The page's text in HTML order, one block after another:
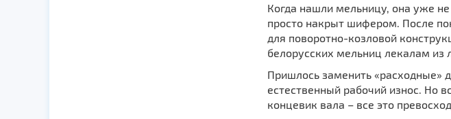
Когда нашли мельницу, она уже
просто накрыт шифером. После
для поворотно-козловой
белорусских мельниц лекалам из
Пришлось заменить «расходные»
естественный рабочий износ. Но
концевик вала – все это